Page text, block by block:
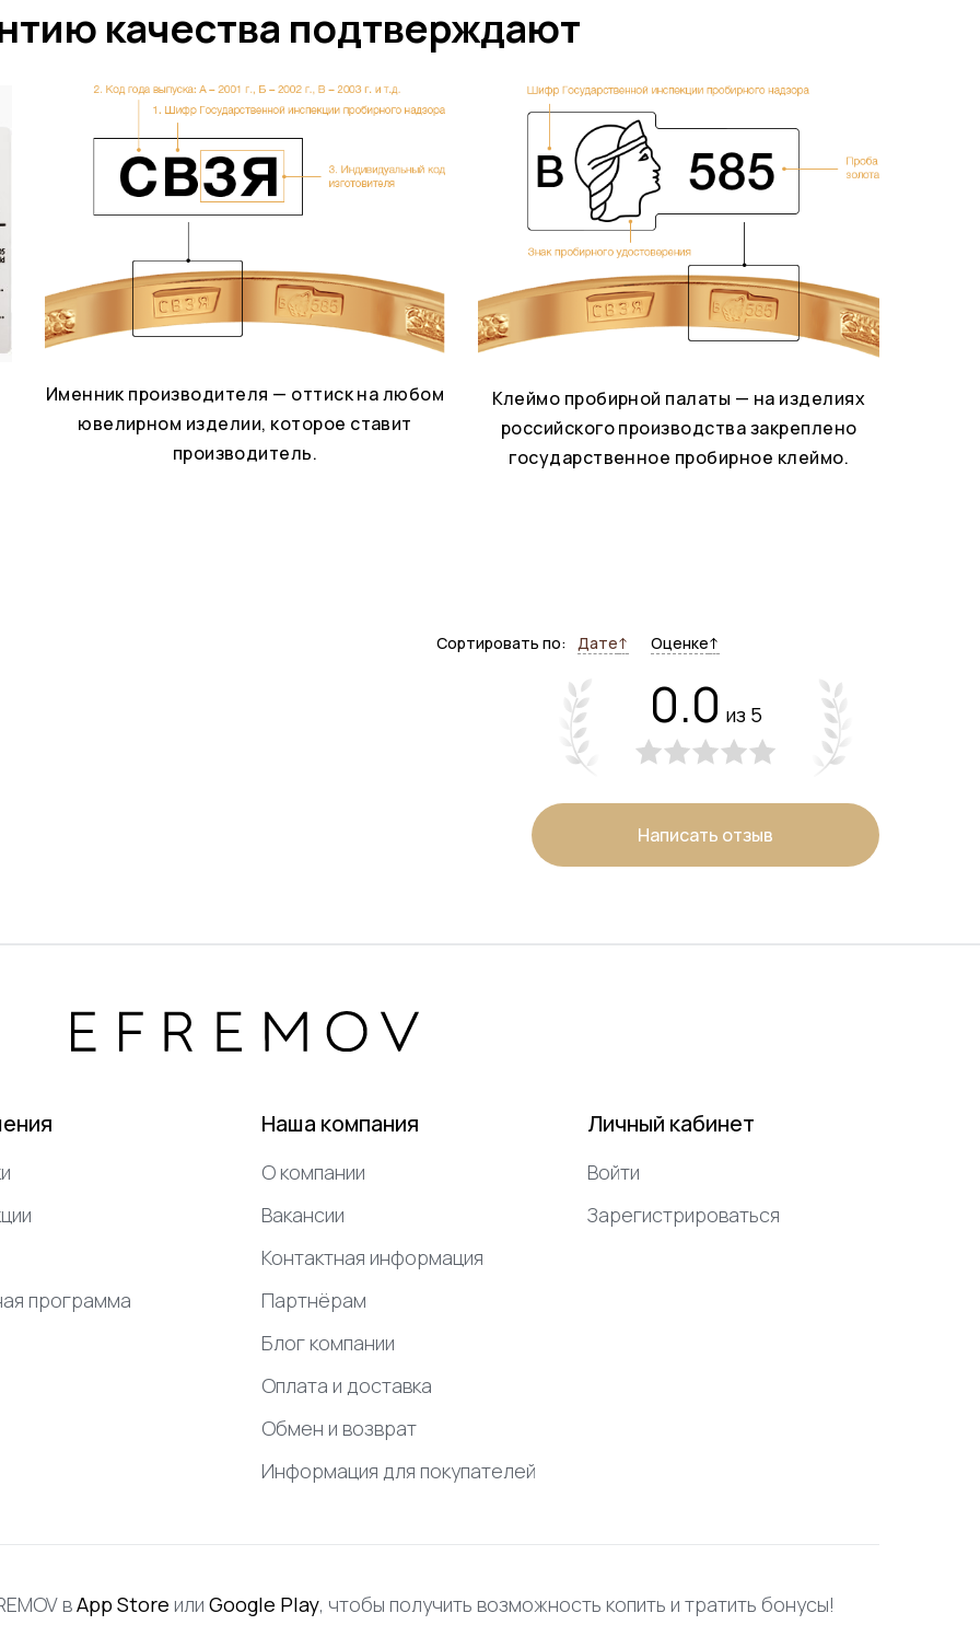
качества подтверждают
Именник производителя — оттиск на любом
ювелирном изделии, которое ставит
производитель.
Клеймо пробирной палаты — на изделиях
российского производства закреплено
государственное пробирное клеймо.
Сортировать по: Дате↑ Оценке↑
0.0 из 5
Написать отзыв
программа
Наша компания
О компании
Вакансии
Контактная информация
Партнёрам
Блог компании
Оплата и доставка
Обмен и возврат
Информация для покупателей
Личный кабинет
Войти
Зарегистрироваться
вApp Store или Google Play, чтобы получить возможность копить и тратить бонусы!